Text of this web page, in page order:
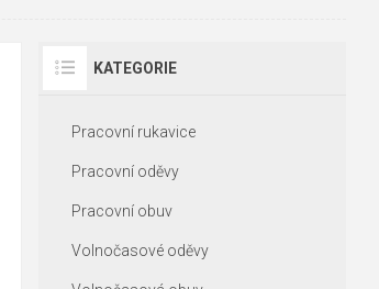
KATEGORIE
Pracovní rukavice
Pracovní oděvy
Pracovní obuv
Volnočasové oděvy